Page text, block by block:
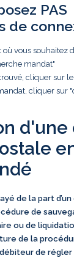
PAS
de
vous souhaitez
mandat"
cliquer sur
cliquer sur
d'une
de la part
de
ou de
de la
de